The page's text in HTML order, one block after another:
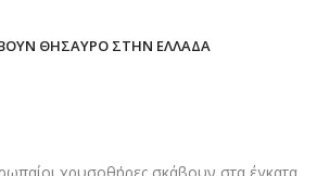
ΘΗΣΑΥΡΌ ΣΤΗΝ ΕΛΛΆΔΑ